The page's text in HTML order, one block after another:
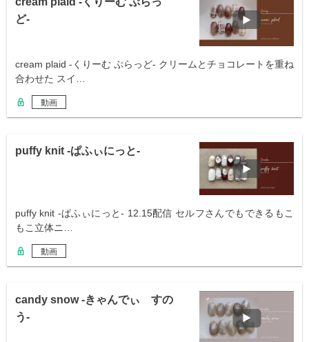
ど-
cream plaid -くりーむ ぷらっど- クリームとチョコレートを重ね
合わせた スイ…
動画
puffy knit -ぱふぃにっと-
puffy knit -ぱふぃにっと- 12.15配信 セルフさんでもできるもこ
もこ立体ニ…
動画
candy snow -きゃんでぃ すの
う-